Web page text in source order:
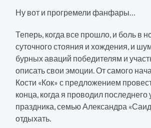
Ну вот и прогремели фанфары…
Теперь, когда все прошло, и боль в
суточного стояния и хождения, и
бурных аваций победителям и
описать свои эмоции. От самого
Кости «Кок» с предложением
конца, когда я проводил последнего
праздника, семью Александра
отдыхать.